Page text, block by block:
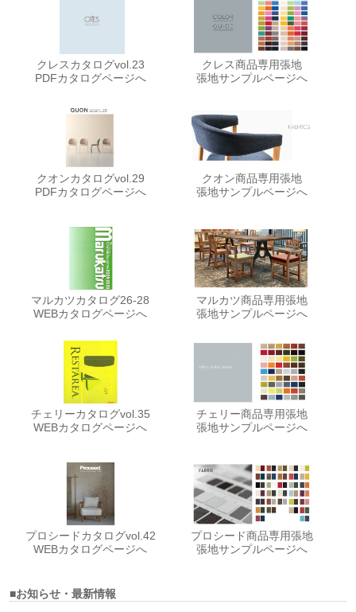
クレスカタログvol.23
PDFカタログページへ
クレス商品専用張地
張地サンプルページへ
クオンカタログvol.29
PDFカタログページへ
クオン商品専用張地
張地サンプルページへ
マルカツカタログ26-28
WEBカタログページへ
マルカツ商品専用張地
張地サンプルページへ
チェリーカタログvol.35
WEBカタログページへ
チェリー商品専用張地
張地サンプルページへ
プロシードカタログvol.42
WEBカタログページへ
プロシード商品専用張地
張地サンプルページへ
■お知らせ・最新情報